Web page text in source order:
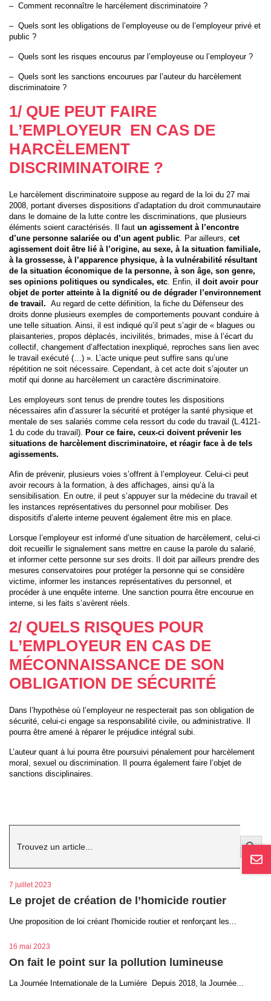
– Comment reconnaître le harcèlement discriminatoire ?
– Quels sont les obligations de l’employeuse ou de l’employeur privé et
public ?
– Quels sont les risques encourus par l’employeuse ou l’employeur ?
– Quels sont les sanctions encourues par l’auteur du harcèlement
discriminatoire ?
1/ QUE PEUT FAIRE
L’EMPLOYEUR EN CAS DE
HARCÈLEMENT
DISCRIMINATOIRE ?
Le harcèlement discriminatoire suppose au regard de la loi du 27 mai
2008, portant diverses dispositions d’adaptation du droit communautaire
dans le domaine de la lutte contre les discriminations, que plusieurs
éléments soient caractérisés. Il faut un agissement à l’encontre
d’une personne salariée ou d’un agent public . Par ailleurs, cet
agissement doit être lié à l’origine, au sexe, à la situation familiale,
à la grossesse, à l’apparence physique, à la vulnérabilité résultant
de la situation économique de la personne, à son âge, son genre,
ses opinions politiques ou syndicales, etc . Enfin, il doit avoir pour
objet de porter atteinte à la dignité ou de dégrader l’environnement
de travail. Au regard de cette définition, la fiche du Défenseur des
droits donne plusieurs exemples de comportements pouvant conduire à
une telle situation. Ainsi, il est indiqué qu’il peut s’agir de « blagues ou
plaisanteries, propos déplacés, incivilités, brimades, mise à l’écart du
collectif, changement d’affectation inexpliqué, reproches sans lien avec
le travail exécuté (…) ». L’acte unique peut suffire sans qu’une
répétition ne soit nécessaire. Cependant, à cet acte doit s’ajouter un
motif qui donne au harcèlement un caractère discriminatoire.
Les employeurs sont tenus de prendre toutes les dispositions
nécessaires afin d’assurer la sécurité et protéger la santé physique et
mentale de ses salariés comme cela ressort du code du travail (L.4121-
1 du code du travail).
Pour ce faire, ceux-ci doivent prévenir les
situations de harcèlement discriminatoire, et réagir face à de tels
agissements.
Afin de prévenir, plusieurs voies s’offrent à l’employeur. Celui-ci peut
avoir recours à la formation, à des affichages, ainsi qu’à la
sensibilisation. En outre, il peut s’appuyer sur la médecine du travail et
les instances représentatives du personnel pour mobiliser. Des
dispositifs d’alerte interne peuvent également être mis en place.
Lorsque l’employeur est informé d’une situation de harcèlement, celui-ci
doit recueillir le signalement sans mettre en cause la parole du salarié,
et informer cette personne sur ses droits. Il doit par ailleurs prendre des
mesures conservatoires pour protéger la personne qui se considère
victime, informer les instances représentatives du personnel, et
procéder à une enquête interne. Une sanction pourra être encourue en
interne, si les faits s’avèrent réels.
2/ QUELS RISQUES POUR
L’EMPLOYEUR EN CAS DE
MÉCONNAISSANCE DE SON
OBLIGATION DE SÉCURITÉ
Dans l’hypothèse où l’employeur ne respecterait pas son obligation de
sécurité, celui-ci engage sa responsabilité civile, ou administrative. Il
pourra être amené à réparer le préjudice intégral subi.
L’auteur quant à lui pourra être poursuivi pénalement pour harcèlement
moral, sexuel ou discrimination. Il pourra également faire l’objet de
sanctions disciplinaires.
Search
Search Button
7 juillet 2023
Le projet de création de l’homicide routier
Une proposition de loi créant l'homicide routier et renforçant les...
16 mai 2023
On fait le point sur la pollution lumineuse
La Journée Internationale de la Lumière Depuis 2018, la Journée...